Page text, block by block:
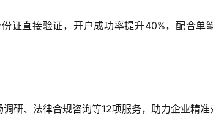
份证直接验证，开户成功率提升40%，配合单
研、法律合规咨询等12项服务，助力企业精准